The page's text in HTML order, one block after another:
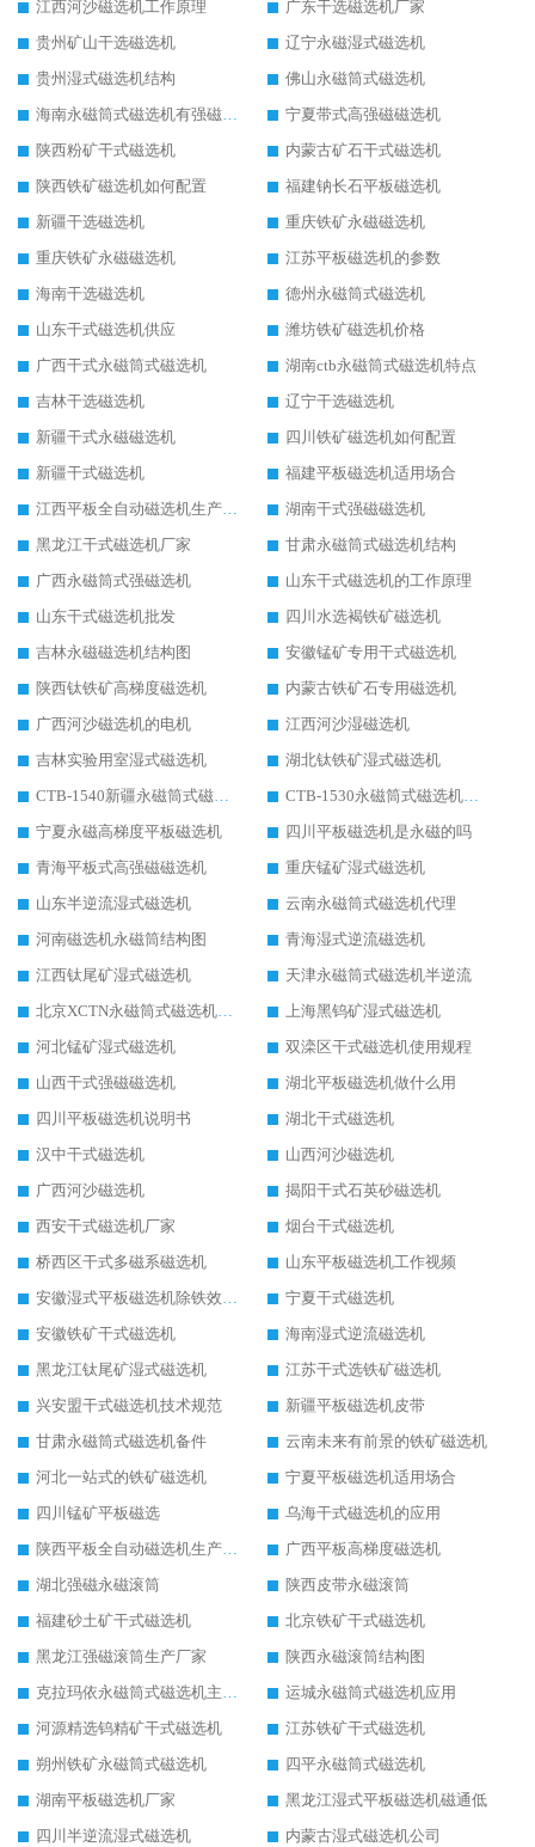
江西河沙磁选机工作原理
广东干选磁选机厂家
贵州矿山干选磁选机
辽宁永磁湿式磁选机
贵州湿式磁选机结构
佛山永磁筒式磁选机
海南永磁筒式磁选机有强磁的吗
宁夏带式高强磁磁选机
陕西粉矿干式磁选机
内蒙古矿石干式磁选机
陕西铁矿磁选机如何配置
福建钠长石平板磁选机
新疆干选磁选机
重庆铁矿永磁磁选机
重庆铁矿永磁磁选机
江苏平板磁选机的参数
海南干选磁选机
德州永磁筒式磁选机
山东干式磁选机供应
潍坊铁矿磁选机价格
广西干式永磁筒式磁选机
湖南ctb永磁筒式磁选机特点
吉林干选磁选机
辽宁干选磁选机
新疆干式永磁磁选机
四川铁矿磁选机如何配置
新疆干式磁选机
福建平板磁选机适用场合
江西平板全自动磁选机生产厂家
湖南干式强磁磁选机
黑龙江干式磁选机厂家
甘肃永磁筒式磁选机结构
广西永磁筒式强磁选机
山东干式磁选机的工作原理
山东干式磁选机批发
四川水选褐铁矿磁选机
吉林永磁磁选机结构图
安徽锰矿专用干式磁选机
陕西钛铁矿高梯度磁选机
内蒙古铁矿石专用磁选机
广西河沙磁选机的电机
江西河沙湿磁选机
吉林实验用室湿式磁选机
湖北钛铁矿湿式磁选机
CTB-1540新疆永磁筒式磁选机
CTB-1530永磁筒式磁选机代理商
宁夏永磁高梯度平板磁选机
四川平板磁选机是永磁的吗
青海平板式高强磁磁选机
重庆锰矿湿式磁选机
山东半逆流湿式磁选机
云南永磁筒式磁选机代理
河南磁选机永磁筒结构图
青海湿式逆流磁选机
江西钛尾矿湿式磁选机
天津永磁筒式磁选机半逆流
北京XCTN永磁筒式磁选机磁块位置
上海黑钨矿湿式磁选机
河北锰矿湿式磁选机
双滦区干式磁选机使用规程
山西干式强磁磁选机
湖北平板磁选机做什么用
四川平板磁选机说明书
湖北干式磁选机
汉中干式磁选机
山西河沙磁选机
广西河沙磁选机
揭阳干式石英砂磁选机
西安干式磁选机厂家
烟台干式磁选机
桥西区干式多磁系磁选机
山东平板磁选机工作视频
安徽湿式平板磁选机除铁效果怎么样
宁夏干式磁选机
安徽铁矿干式磁选机
海南湿式逆流磁选机
黑龙江钛尾矿湿式磁选机
江苏干式选铁矿磁选机
兴安盟干式磁选机技术规范
新疆平板磁选机皮带
甘肃永磁筒式磁选机备件
云南未来有前景的铁矿磁选机
河北一站式的铁矿磁选机
宁夏平板磁选机适用场合
四川锰矿平板磁选
乌海干式磁选机的应用
陕西平板全自动磁选机生产厂家
广西平板高梯度磁选机
湖北强磁永磁滚筒
陕西皮带永磁滚筒
福建砂土矿干式磁选机
北京铁矿干式磁选机
黑龙江强磁滚筒生产厂家
陕西永磁滚筒结构图
克拉玛依永磁筒式磁选机主要技术参数
运城永磁筒式磁选机应用
河源精选钨精矿干式磁选机
江苏铁矿干式磁选机
朔州铁矿永磁筒式磁选机
四平永磁筒式磁选机
湖南平板磁选机厂家
黑龙江湿式平板磁选机磁通低
四川半逆流湿式磁选机
内蒙古湿式磁选机公司